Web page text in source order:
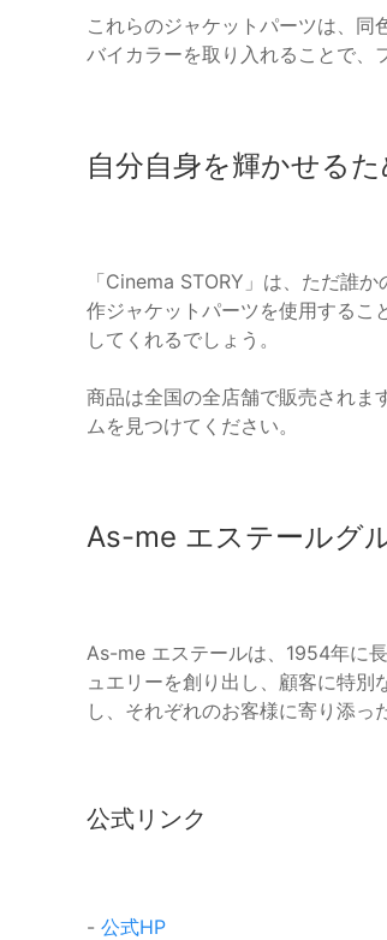
これらのジャケットパーツは、
バイカラーを取り入れることで、
自分自身を輝かせるた
「Cinema STORY」は、ただ誰
作ジャケットパーツを使用するこ
してくれるでしょう。
商品は全国の全店舗で販売されま
ムを見つけてください。
As-me エステールグ
As-me エステールは、1954年に
ュエリーを創り出し、顧客に特
し、それぞれのお客様に寄り添っ
公式リンク
- 公式HP